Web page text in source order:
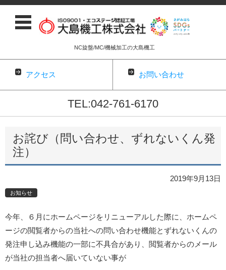
NC旋盤/MC/機械加工の大島機工
アクセス お問い合わせ
TEL:042-761-6170
コンテンツに移動
お詫び（問い合わせ、ずれないくん発
注）
2019年9月13日
お知らせ
今年、６月にホームページをリニューアルした際に、ホームペ
ージの閲覧者からの当社への問い合わせ機能とずれないくんの
発注申し込み機能の一部に不具合があり、閲覧者からのメール
が当社の担当者へ届いていない事が